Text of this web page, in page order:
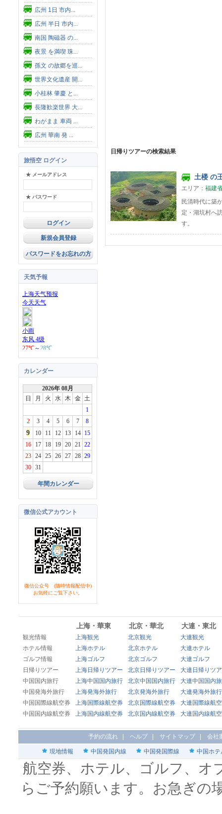
広州 1日 市内...
広州 半日 市内...
南国 陶磁器 の...
夜景 を満喫 珠...
孫文 の故郷を巡...
世界文化遺産 開...
小桂林 肇慶 と...
長隆歓楽世界 大...
わがまま 車両 ...
広州 華南 発 ...
旅悟空 ログイン
★ メールアドレス
★ パスワード
新規会員登録
パスワードをお忘れの方
天気予報
カレンダー
2026年 08月
日
月 火 水 木 金 土
1
2
3 4 5 6 7 8
9 10 11 12 13 14
15
16
17 18 19 20 21 22
23
24 25 26 27 28 29
30
31
年間カレンダー
微信公式アカウント
微信公众号 (随時情報配信中)
お気軽にご覧下さい。
日帰りツアーの検索結果
土楼 の
エリア： 福建
民清時代に築
定・湖坑村へ
す。
上海・華東 北京・華北 大連・東北
観光情報 上海観光 北京観光
大連観光
ホテル情報
上海ホテル 北京ホテル
大連ホテル
ゴルフ情報
上海ゴルフ 北京ゴルフ
大連ゴルフ
日帰りツアー
上海日帰りツアー 北京日帰りツアー
大連日帰りツ
中国国内旅行
上海中国国内旅行 北京中国国内旅行
大連中国国内
中国発海外旅行
上海発海外旅行 北京発海外旅行
大連発海外旅行
中国国際線航空券
上海国際線航空券 北京国際線航空券
大連国際線航
中国国内線航空券
上海国内線航空券 北京国内線航空券 大連国内線航
予約の流れ ヘルプ サイトマップ 会社
現地情報 中国発国内線 中国発国際線 中国ホテ
航空券、ホテル、ゴルフ、オ
らご予約願います。お急ぎの